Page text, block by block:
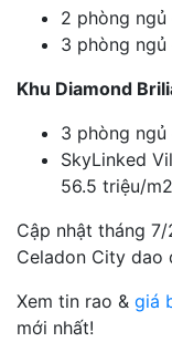
2 phòng
3 phòng
Khu Diamond
3 phòng
SkyLinked
56.5 triệu/m2
Cập nhật tháng
Celadon City dao
Xem tin rao & giá
mới nhất!